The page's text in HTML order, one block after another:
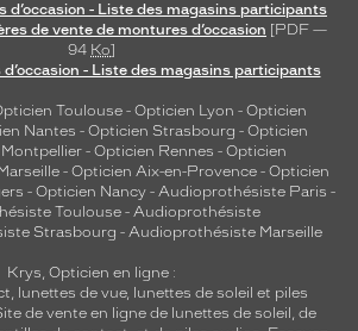
d’occasion - Liste des magasins participants
de vente de montures d’occasion [PDF —
94 Ko]
- Liste des magasins participants
Toulouse- Opticien Lyon - Opticien
Nantes - Opticien Strasbourg - Opticien
- Opticien Rennes - Opticien
- Opticien Aix-en-Provence - Opticien
- Opticien Nancy - Audioprothésiste Paris -
Toulouse- Audioprothésiste
Strasbourg - Audioprothésiste Marseille
Krys, Opticien en ligne :
, lunettes de vue, lunettes de soleil et piles
de vente en ligne de lunettes de soleil, de